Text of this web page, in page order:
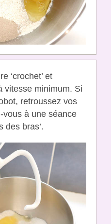
‘crochet’ et
vitesse minimum. Si
retroussez vos
vous à une séance
des bras’.